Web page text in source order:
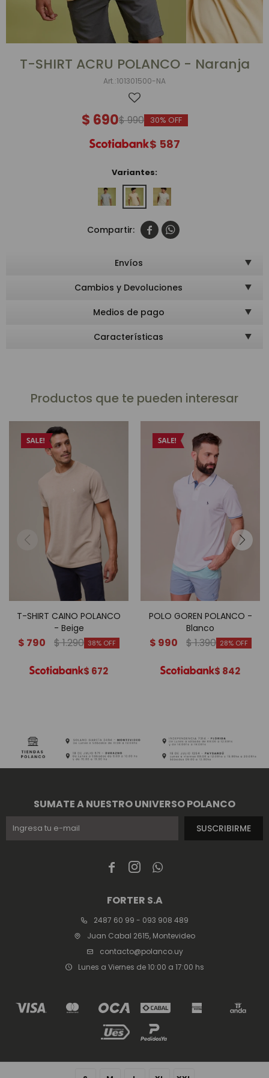
T-SHIRT ACRU POLANCO - Naranja
101301500-NA
$ 690$990 30
$ 587
Variantes:
 
Envíos
Cambios y Devoluciones
Medios de pago
Características
Productos que te pueden interesar
T-SHIRT CAINO POLANCO
- Beige
$ 790 $1.290 38
$ 672
POLO GOREN POLANCO -
Blanco
$ 990 $1.390 28
$ 842
  
FORTER S.A
2487 60 99 - 093 908 489
Juan Cabal 2615, Montevideo
contacto@polanco.uy
Lunes a Viernes de 10:00 a 17:00 hs
SUMATE A NUESTRO UNIVERSO POLANCO
SUSCRIBIRME